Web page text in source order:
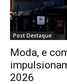
Post Destaque
Moda, e
2026